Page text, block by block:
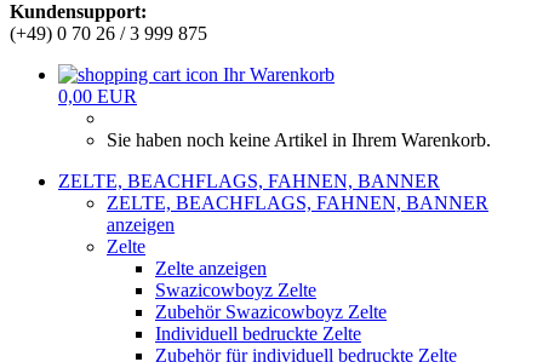
Kundensupport:
(+49) 0 70 26 / 3 999 875
Ihr Warenkorb
0,00 EUR
Sie haben noch keine Artikel in Ihrem Warenkorb.
ZELTE, BEACHFLAGS, FAHNEN, BANNER
ZELTE, BEACHFLAGS, FAHNEN, BANNER
anzeigen
Zelte
Zelte anzeigen
Swazicowboyz Zelte
Zubehör Swazicowboyz Zelte
Individuell bedruckte Zelte
Zubehör für individuell bedruckte Zelte